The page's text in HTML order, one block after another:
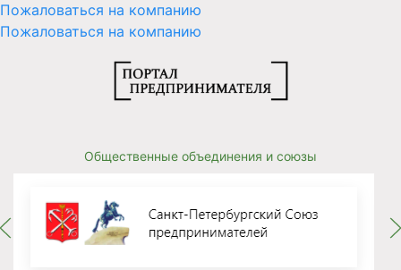
Пожаловаться на компанию
Пожаловаться на компанию
Общественные объединения и союзы